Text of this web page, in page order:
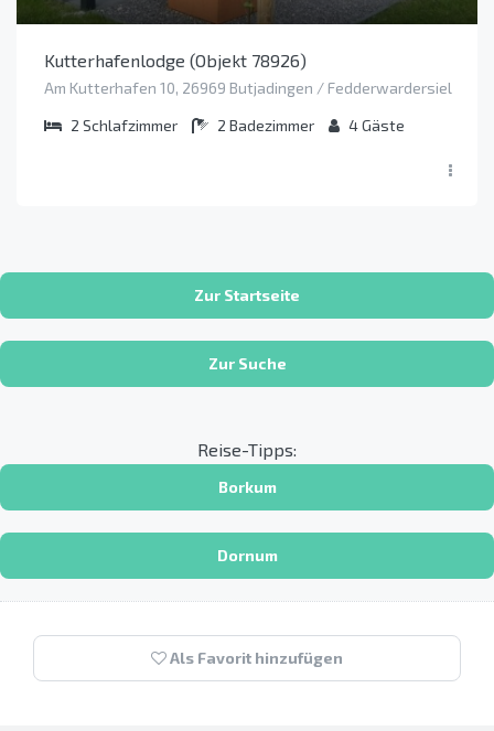
Kutterhafenlodge (Objekt 78926)
Am Kutterhafen 10, 26969 Butjadingen / Fedderwardersiel
2 Schlafzimmer 2 Badezimmer 4Gäste
Zur Startseite
Zur Suche
Reise-Tipps:
Borkum
Dornum
Als Favorit hinzufügen